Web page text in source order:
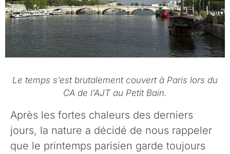
Le temps s’est brutalement couvert à Paris lors du
CA de l’AJT au Petit Bain.
Après les fortes chaleurs des derniers
jours, la nature a décidé de nous rappeler
que le printemps parisien garde toujours